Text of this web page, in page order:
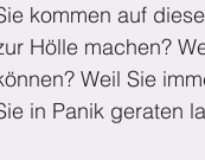
kommen auf
Hölle machen?
Weil Sie
in Panik geraten